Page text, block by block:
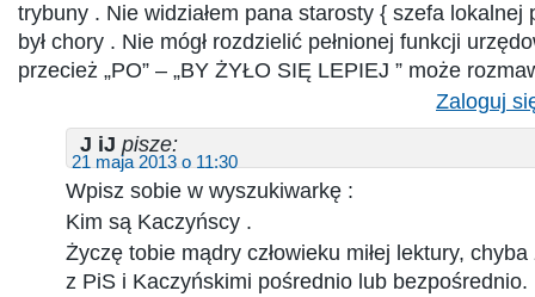
trybuny . Nie widziałem pana starosty { szefa lokalnej
był chory . Nie mógł rozdzielić pełnionej funkcji
przecież „PO” – „BY ŻYŁO SIĘ LEPIEJ ” może
Zaloguj
J iJ pisze:
21 maja 2013 o 11:30
Wpisz sobie w wyszukiwarkę :
Kim są Kaczyńscy .
Życzę tobie mądry człowieku miłej lektury,
z PiS i Kaczyńskimi pośrednio lub bezpośrednio.